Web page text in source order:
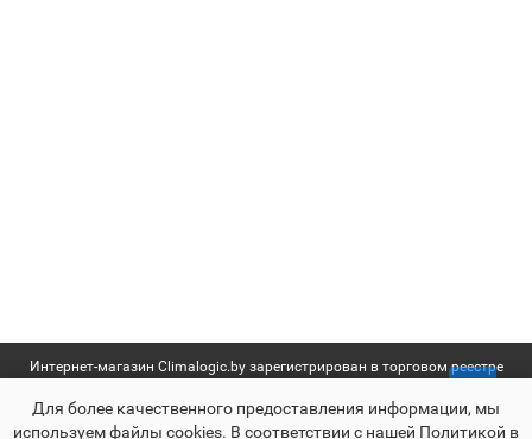
Интернет-магазин Climalogic.by зарегистрирован в торговом реестре
государственной регистрации выдано Мингорисполкомом от
Для более качественного предоставления информации, мы
используем файлы сookies. В соответствии с нашей Политикой в